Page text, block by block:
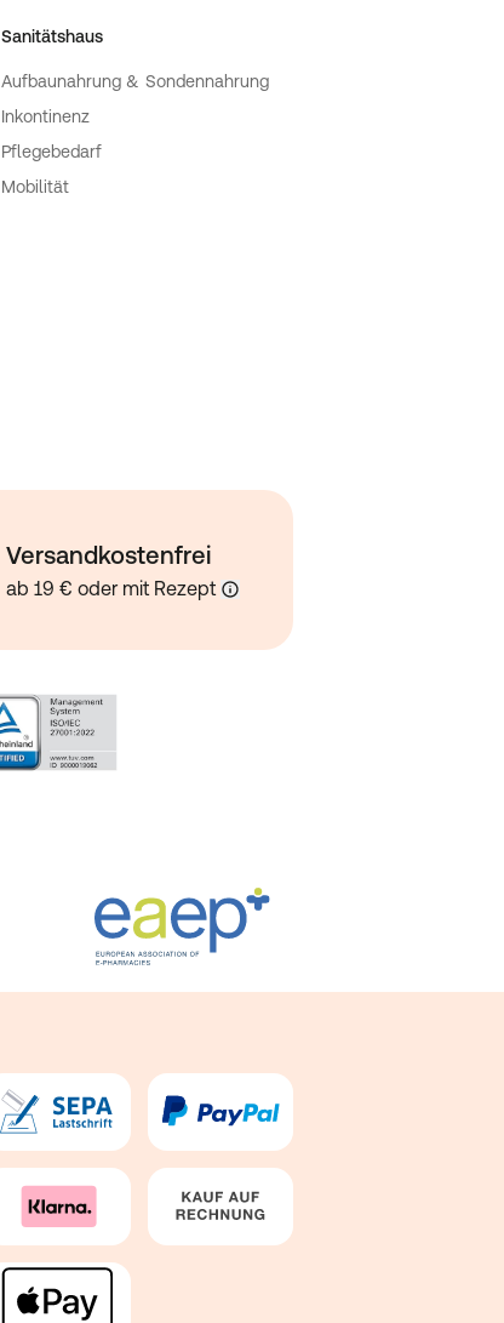
Sanitätshaus
Aufbaunahrung & Sondennahrung
Inkontinenz
Pflegebedarf
Mobilität
Versandkostenfrei
ab 19 € oder mit Rezept